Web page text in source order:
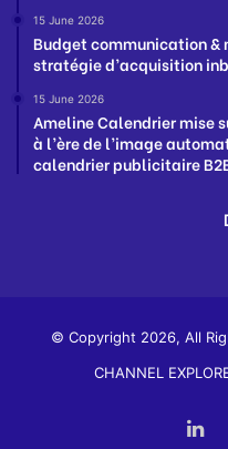
15 June 2026
Budget communication
stratégie d’acquisition
15 June 2026
Ameline Calendrier mise
à l’ère de l’image
calendrier publicitaire
© Copyright 2026, All
CHANNEL